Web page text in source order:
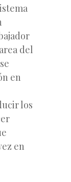
del
en
los
en